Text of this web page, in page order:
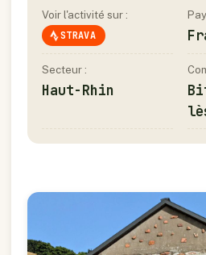
Voir l'activité sur :
STRAVA
Secteur :
Haut-Rhin